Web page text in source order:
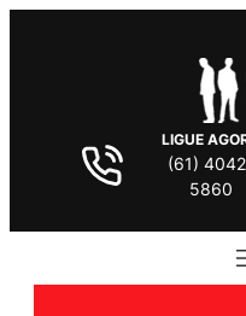
LIGUE
(61)
5860